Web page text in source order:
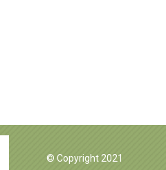
© Copyright 2021